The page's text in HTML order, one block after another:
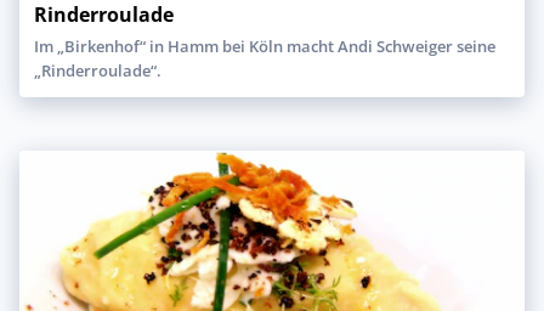
Rinderroulade
Im „Birkenhof“ in Hamm bei Köln macht Andi Schweiger seine
„Rinderroulade“.